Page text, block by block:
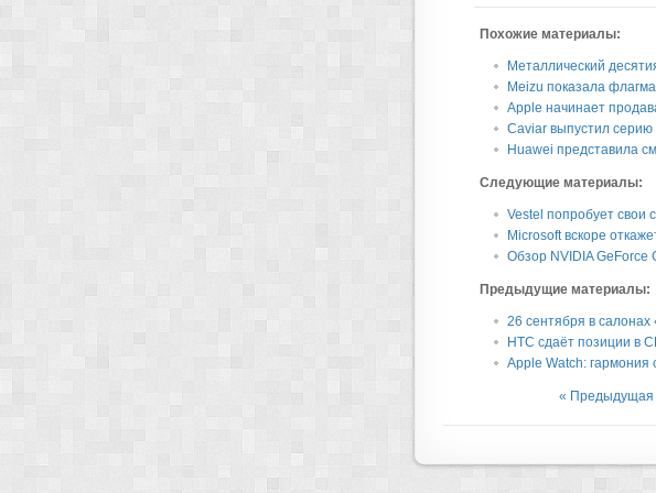
Похожие материалы:
Металлический
Meizu показала
Apple начинает
Caviar выпустил
Huawei представила
Следующие материалы:
Vestel попробует свои
Microsoft вскоре
Обзор NVIDIA GeForce
Предыдущие материалы:
26 сентября в
HTC сдаёт позиции в
Apple Watch: гармония
« Предыдущая